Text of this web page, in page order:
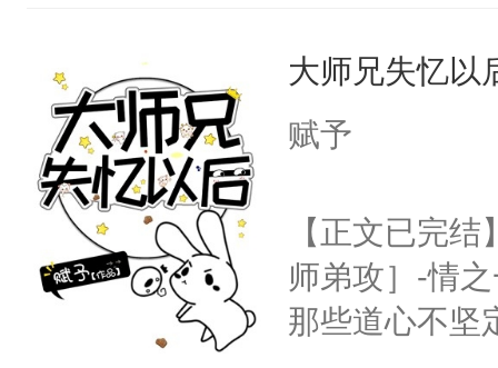
他说：【您
年，存活下来
再说一遍。】
情，他以为，
夜祁砚清缩在
了。”祁砚清
死。”.祁砚清
什么不能是他
次死都不想输
大师兄失忆以
赋予
【正文已完
师弟攻］-情
那些道心不坚